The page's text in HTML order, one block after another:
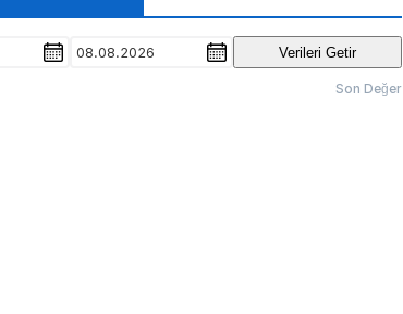
08.08.2026 Verileri Getir
Son Değer